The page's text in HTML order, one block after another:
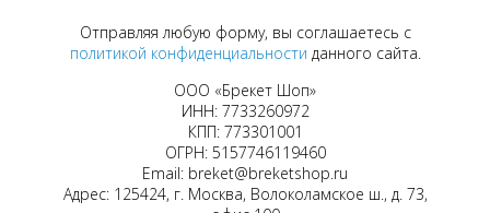
Отправляя любую форму, вы соглашаетесь с
политикой конфиденциальности данного сайта.
ООО «Брекет Шоп»
ИНН: 7733260972
КПП: 773301001
ОГРН: 5157746119460
Email: breket@breketshop.ru
Адрес: 125424, г. Москва, Волоколамское ш., д. 73,